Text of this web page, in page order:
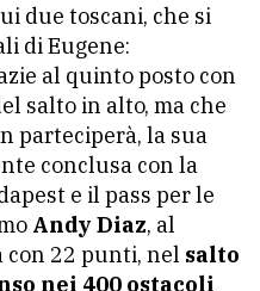
due toscani, che si
di Eugene:
al quinto posto con
salto in alto, ma che
parteciperà, la sua
conclusa con la
e il pass per le
Andy Diaz, al
con 22 punti, nel salto
nei 400 ostacoli